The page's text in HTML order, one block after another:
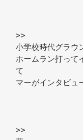
>>
小学校時代グラウ
ホームラン打って
て
マーがインタビュ
>>